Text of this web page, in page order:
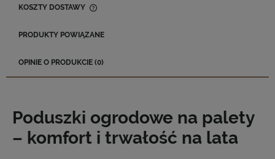
KOSZTY DOSTAWY
PRODUKTY POWIĄZANE
OPINIE O PRODUKCIE (0)
Poduszki ogrodowe na palety
– komfort i trwałość na lata